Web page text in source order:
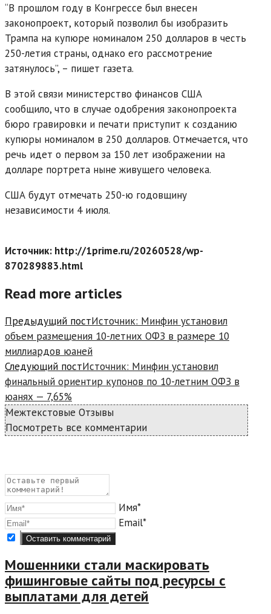
“В прошлом году в Конгрессе был внесен
законопроект, который позволил бы изобразить
Трампа на купюре номиналом 250 долларов в честь
250-летия страны, однако его рассмотрение
затянулось”, – пишет газета.
В этой связи министерство финансов США
сообщило, что в случае одобрения законопроекта
бюро гравировки и печати приступит к созданию
купюры номиналом в 250 долларов. Отмечается, что
речь идет о первом за 150 лет изображении на
долларе портрета ныне живущего человека.
США будут отмечать 250-ю годовщину
независимости 4 июля.
Источник: http://1prime.ru/20260528/wp-
870289883.html
Read more articles
Предыдущий постИсточник: Минфин установил
объем размещения 10-летних ОФЗ в размере 10
миллиардов юаней
Следующий постИсточник: Минфин установил
финальный ориентир купонов по 10-летним ОФЗ в
юанях — 7,65%
Межтекстовые Отзывы
Посмотреть все комментарии
Имя*
Email*
Мошенники стали маскировать
фишинговые сайты под ресурсы с
выплатами для детей